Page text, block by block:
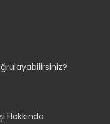
Hakkında